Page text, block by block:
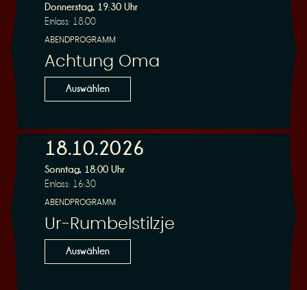
Donnerstag, 19:30 Uhr
Einlass: 18:00
ABENDPROGRAMM
Achtung Oma
Auswählen
18.10.2026
Sonntag, 18:00 Uhr
Einlass: 16:30
ABENDPROGRAMM
Ur-Rumbelstilzje
Auswählen